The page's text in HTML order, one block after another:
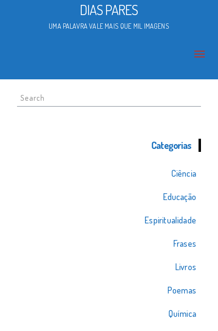
DIAS PARES
UMA PALAVRA VALE MAIS QUE MIL IMAGENS
Search
for:
Categorias
Ciência
Educação
Espiritualidade
Frases
Livros
Poemas
Química